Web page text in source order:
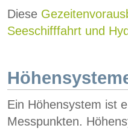
Diese
Seeschifffahrt und
Ein Höhensystem ist
Messpunkten.